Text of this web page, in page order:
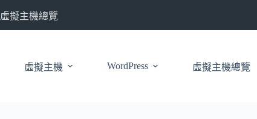
虛擬主機總覽
虛擬主機 WordPress 虛擬主機總覽